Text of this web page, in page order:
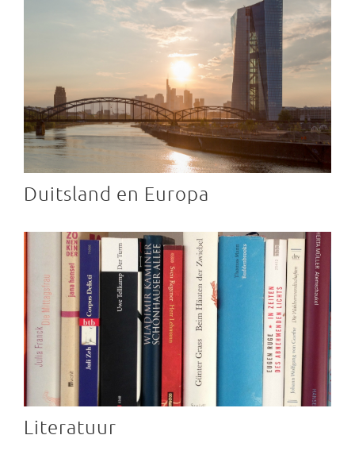
Duitsland en Europa
Literatuur